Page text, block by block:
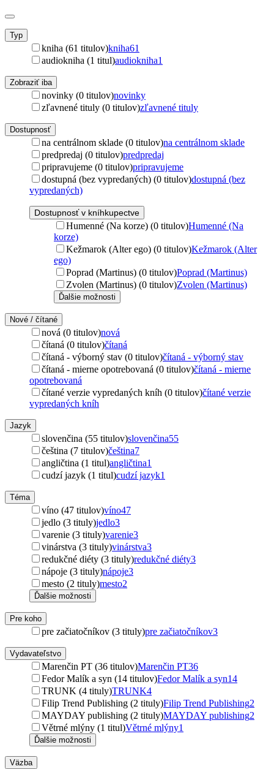
Typ
kniha (61 titulov)kniha61
audiokniha (1 titul)audiokniha1
Zobraziť iba
novinky (0 titulov)novinky
zľavnené tituly (0 titulov)zľavnené tituly
Dostupnosť
na centrálnom sklade (0 titulov)na centrálnom sklade
predpredaj (0 titulov)predpredaj
pripravujeme (0 titulov)pripravujeme
dostupná (bez vypredaných) (0 titulov)dostupná (bez
vypredaných)
Dostupnosť v kníhkupectve
Humenné (Na korze) (0 titulov)Humenné (Na
korze)
Kežmarok (Alter ego) (0 titulov)Kežmarok (Alter
ego)
Poprad (Martinus) (0 titulov)Poprad (Martinus)
Zvolen (Martinus) (0 titulov)Zvolen (Martinus)
Ďalšie možnosti
Nové / čítané
nová (0 titulov)nová
čítaná (0 titulov)čítaná
čítaná - výborný stav (0 titulov)čítaná - výborný stav
čítaná - mierne opotrebovaná (0 titulov)čítaná - mierne
opotrebovaná
čítané verzie vypredaných kníh (0 titulov)čítané verzie
vypredaných kníh
Jazyk
slovenčina (55 titulov)slovenčina55
čeština (7 titulov)čeština7
angličtina (1 titul)angličtina1
cudzí jazyk (1 titul)cudzí jazyk1
Téma
víno (47 titulov)víno47
jedlo (3 tituly)jedlo3
varenie (3 tituly)varenie3
vinárstva (3 tituly)vinárstva3
redukčné diéty (3 tituly)redukčné diéty3
nápoje (3 tituly)nápoje3
mesto (2 tituly)mesto2
Ďalšie možnosti
Pre koho
pre začiatočníkov (3 tituly)pre začiatočníkov3
Vydavateľstvo
Marenčin PT (36 titulov)Marenčin PT36
Fedor Malík a syn (14 titulov)Fedor Malík a syn14
TRUNK (4 tituly)TRUNK4
Filip Trend Publishing (2 tituly)Filip Trend Publishing2
MAYDAY publishing (2 tituly)MAYDAY publishing2
Větrné mlýny (1 titul)Větrné mlýny1
Ďalšie možnosti
Väzba